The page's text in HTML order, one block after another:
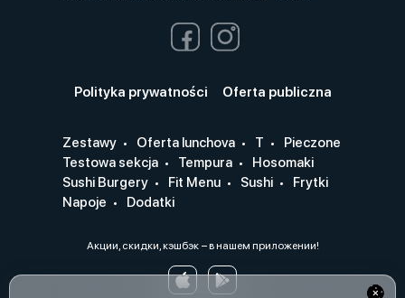
Polityka prywatności Oferta publiczna
Zestawy Oferta lunchova T
Pieczone
Testowa sekcja
Tempura
Hosomaki
Sushi Burgery
Fit Menu Sushi
Frytki
Napoje
Dodatki
Акции, скидки, кэшбэк − в нашем приложении!